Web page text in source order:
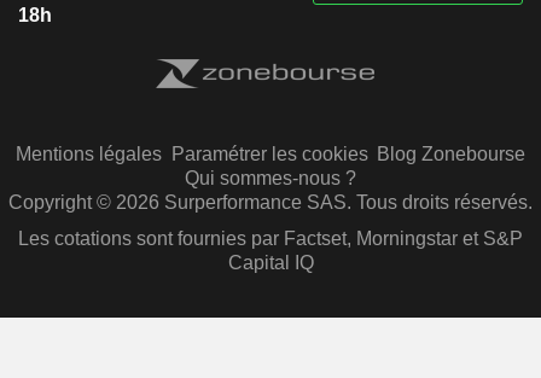
18h
Mentions légales Paramétrer les cookies Blog Zonebourse
Qui sommes-nous ?
Copyright © 2026 Surperformance SAS. Tous droits réservés.
Les cotations sont fournies par Factset, Morningstar et S&P
Capital IQ